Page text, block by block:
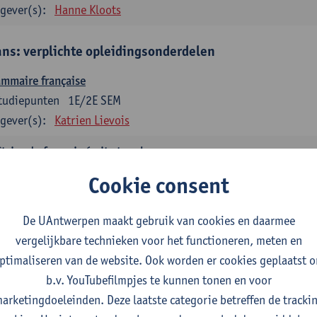
Hanne Kloots
verplichte opleidingsonderdelen
française
1E/2E SEM
Katrien Lievois
du français écrit et oral
Katrien Lievois Isa Van Acker
genres, discours en langue française
1E/2E SEM
studiepunten
Kris Peeters
verplichte opleidingsonderdelen
Cookie consent
De UAntwerpen maakt gebruik van cookies en daarmee
vergelijkbare technieken voor het functioneren, meten en
van de website. Ook worden er cookies geplaatst
b.v. YouTubefilmpjes te kunnen tonen en voor
Deze laatste categorie betreffen de